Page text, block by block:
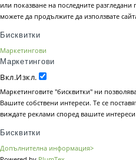
или показване на последните
можете да продължите да използвате
Бисквитки
Маркетингови
Маркетингови
Вкл.Изкл.
Маркетинговите "бисквитки" ни
Вашите собствени интереси. Те се
виждате реклами според вашите
Бисквитки
Допълнителна информация>